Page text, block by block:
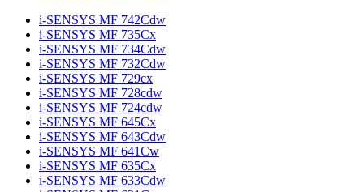
i-SENSYS MF 742Cdw
i-SENSYS MF 735Cx
i-SENSYS MF 734Cdw
i-SENSYS MF 732Cdw
i-SENSYS MF 729cx
i-SENSYS MF 728cdw
i-SENSYS MF 724cdw
i-SENSYS MF 645Cx
i-SENSYS MF 643Cdw
i-SENSYS MF 641Cw
i-SENSYS MF 635Cx
i-SENSYS MF 633Cdw